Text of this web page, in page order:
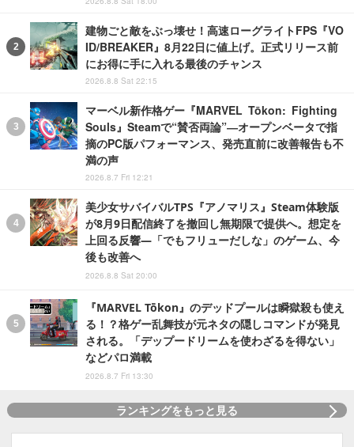
建物ごと敵をぶっ壊せ！高速ローグライトFPS『VO
ID/BREAKER』8月22日に値上げ。正式リリース前
にお得に手に入れる最後のチャンス
2026.8.8 Sat 22:15
マーベル新作格ゲー『MARVEL Tōkon: Fighting
Souls』Steamで“賛否両論”―オープンベータで指
摘のPC版パフォーマンス、発売直前に改善報告も不
満の声
2026.8.7 Fri 12:21
美少女サバイバルTPS『アノマリス』Steam体験版
が8月9日配信終了を撤回し無期限で提供へ。想定を
上回る反響―「でもフリューだしな」のゲーム、今
後も改善へ
2026.8.8 Sat 20:00
『MARVEL Tōkon』のデッドプールは瞬獄殺も使え
る！？格ゲー乱舞技が元ネタの隠しコマンドが発見
される。「デップードリームを使わざるを得ない」
などパロ満載
2026.8.7 Fri 13:30
ランキングをもっと見る